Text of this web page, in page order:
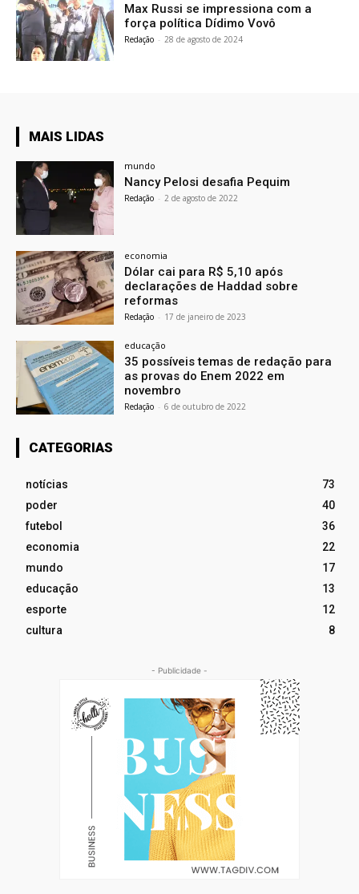
Max Russi se impressiona com a
força política Dídimo Vovô
Redação - 28 de agosto de 2024
MAIS LIDAS
mundo
Nancy Pelosi desafia Pequim
Redação - 2 de agosto de 2022
economia
Dólar cai para R$ 5,10 após
declarações de Haddad sobre
reformas
Redação - 17 de janeiro de 2023
educação
35 possíveis temas de redação para
as provas do Enem 2022 em
novembro
Redação - 6 de outubro de 2022
CATEGORIAS
notícias
73
poder
40
futebol
36
economia
22
mundo
17
educação
13
esporte
12
cultura
8
- Publicidade -